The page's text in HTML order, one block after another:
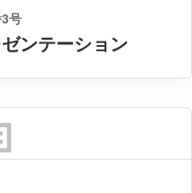
号
ンテーション